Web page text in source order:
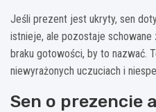
Jeśli prezent jest ukryty, sen
istnieje, ale pozostaje
braku gotowości, by to nazwać.
niewyrażonych uczuciach i
Sen o prezencie